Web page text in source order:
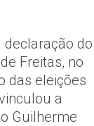
declaração do
Freitas, no
das eleições
a
Guilherme